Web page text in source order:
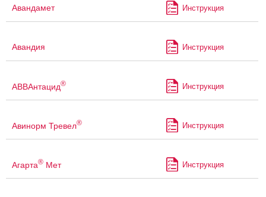
Авандамет Инструкция
Авандия Инструкция
АВВАнтацид® Инструкция
Авинорм Тревел® Инструкция
Агарта® Мет Инструкция